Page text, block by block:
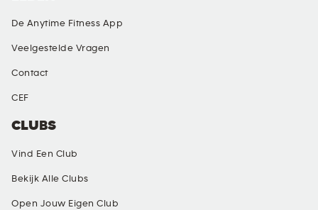
CLUBS
Vind Een Club
Bekijk Alle Clubs
Open Jouw Eigen Club
De Anytime Fitness App
Veelgestelde Vragen
Contact
CEF